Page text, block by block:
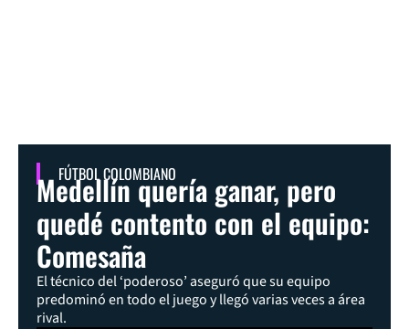
FÚTBOL COLOMBIANO
Medellín quería ganar, pero
quedé contento con el equipo:
Comesaña
El técnico del ‘poderoso’ aseguró que su equipo
predominó en todo el juego y llegó varias veces a área
rival.